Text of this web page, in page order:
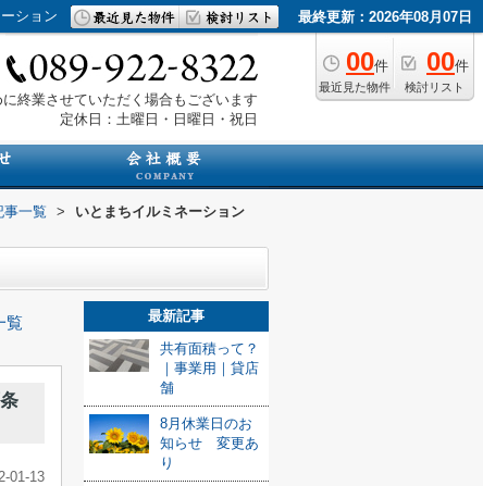
ション 最終更新：2026年08月07日
00件
最近見た物件
00件
検討リスト
終業させていただく場合もございます
定休日：土曜日・日曜日・祝日
事一覧 >
いとまちイルミネーション
覧
01-13
最新記事
共有面積って？
｜事業用｜貸店
舗
8月休業日のお
知らせ 変更あ
り